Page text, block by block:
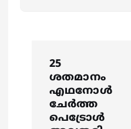
25
ശതമാനം
എഥനോള്‍
ചേര്‍ത്ത
പെട്രോള്‍